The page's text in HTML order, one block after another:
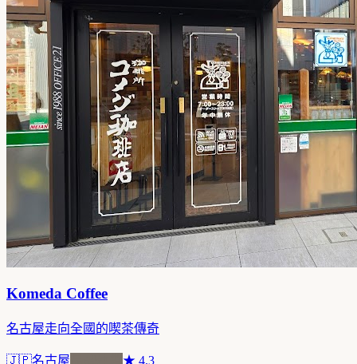
Komeda Coffee
名古屋走向全國的喫茶傳奇
🇯🇵名古屋 ★ 4.3